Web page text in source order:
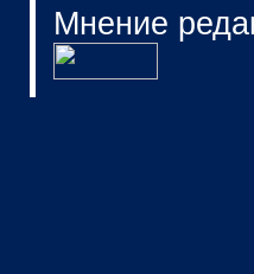
Мнение